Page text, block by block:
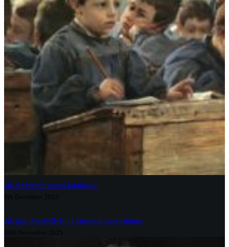
Jak si vytvořit osobní kurikulum
9th December 2025
Jak psát přesvědčivěji: 4 tajemství copywritingu
30th November 2025